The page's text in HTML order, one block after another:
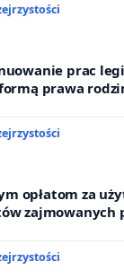
prac
prawa
opłatom za
zajmowanych